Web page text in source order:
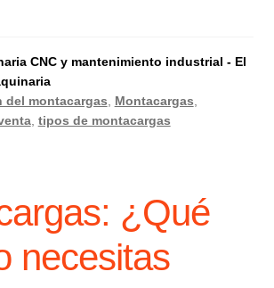
CNC y mantenimiento industrial - El
del montacargas Montacargas
, tipos de montacargas
¿Qué
necesitas